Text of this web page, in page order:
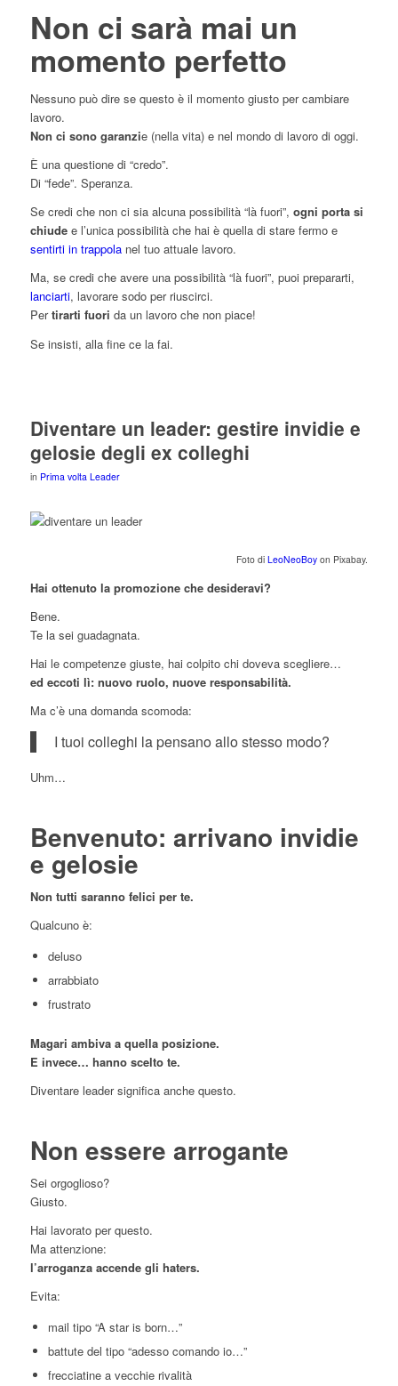
Non ci sarà mai un
momento perfetto
Nessuno può dire se questo è il momento giusto per cambiare
lavoro.
Non ci sono garanzie (nella vita) e nel mondo di lavoro di oggi.
È una questione di “credo”.
Di “fede”. Speranza.
Se credi che non ci sia alcuna possibilità “là fuori”, ogni porta si
chiudee l’unica possibilità che hai è quella di stare fermo e
sentirti in trappolanel tuo attuale lavoro.
Ma, se credi che avere una possibilità “là fuori”, puoi prepararti,
lanciarti, lavorare sodo per riuscirci.
Pertirarti fuori da un lavoro che non piace!
Se insisti, alla fine ce la fai.
Diventare un leader: gestire invidie e
gelosie degli ex colleghi
in Prima volta Leader
Foto diLeoNeoBoy on Pixabay.
Hai ottenuto la promozione che desideravi?
Bene.
Te la sei guadagnata.
Hai le competenze giuste, hai colpito chi doveva scegliere…
ed eccoti lì: nuovo ruolo, nuove responsabilità.
Ma c’è una domanda scomoda:
I tuoi colleghi la pensano allo stesso modo?
Uhm…
Benvenuto: arrivano invidie
e gelosie
Non tutti saranno felici per te.
Qualcuno è:
deluso
arrabbiato
frustrato
Magari ambiva a quella posizione.
E invece… hanno scelto te.
Diventare leader significa anche questo.
Non essere arrogante
Sei orgoglioso?
Giusto.
Hai lavorato per questo.
Ma attenzione:
l’arroganza accende gli haters.
Evita:
mail tipo “A star is born…”
battute del tipo “adesso comando io…”
frecciatine a vecchie rivalità